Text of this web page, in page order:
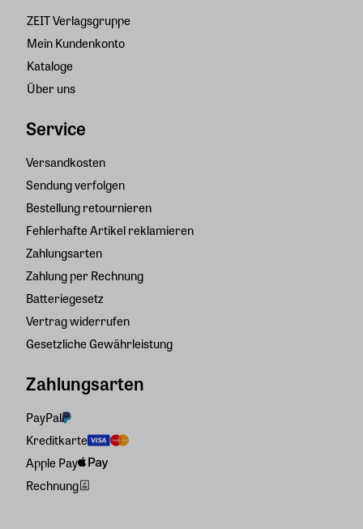
ZEIT Verlagsgruppe
Mein Kundenkonto
Kataloge
Über uns
Service
Versandkosten
Sendung verfolgen
Bestellung retournieren
Fehlerhafte Artikel reklamieren
Zahlungsarten
Zahlung per Rechnung
Batteriegesetz
Vertrag widerrufen
Gesetzliche Gewährleistung
Zahlungsarten
PayPal
Kreditkarte
Apple Pay
Rechnung